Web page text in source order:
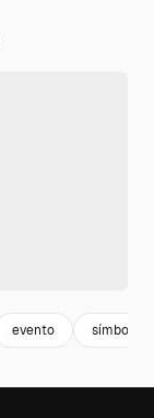
evento símbolo